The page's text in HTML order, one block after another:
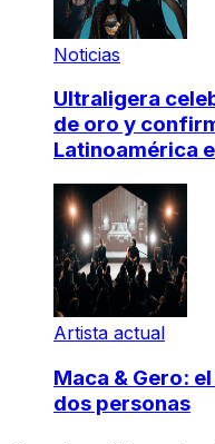
Noticias
Ultraligera
de oro y
Latinoamérica
Artista actual
Maca & Gero:
dos personas